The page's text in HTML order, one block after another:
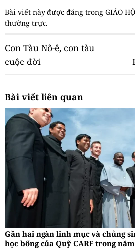
Bài viết này được đăng trong GIÁO
thường trực.
Con Tàu Nô-ê, con tàu
cuộc đời
Bài viết liên quan
Gần hai ngàn linh mục và chủng
học bổng của Quỹ CARF trong năm